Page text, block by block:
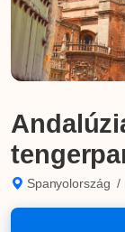
Spanyolország /